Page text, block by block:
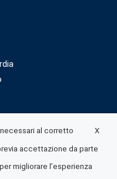
X
al corretto
accettazione da parte
migliorare l’esperienza